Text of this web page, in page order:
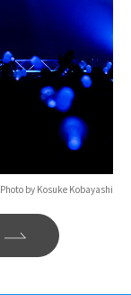
Photo by Kosuke Kobayashi